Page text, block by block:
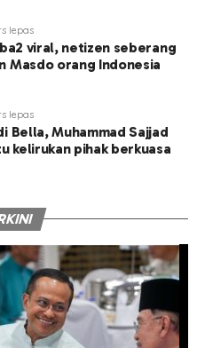
lepas
viral, netizen seberang
Masdo orang Indonesia
lepas
Bella, Muhammad Sajjad
kelirukan pihak berkuasa